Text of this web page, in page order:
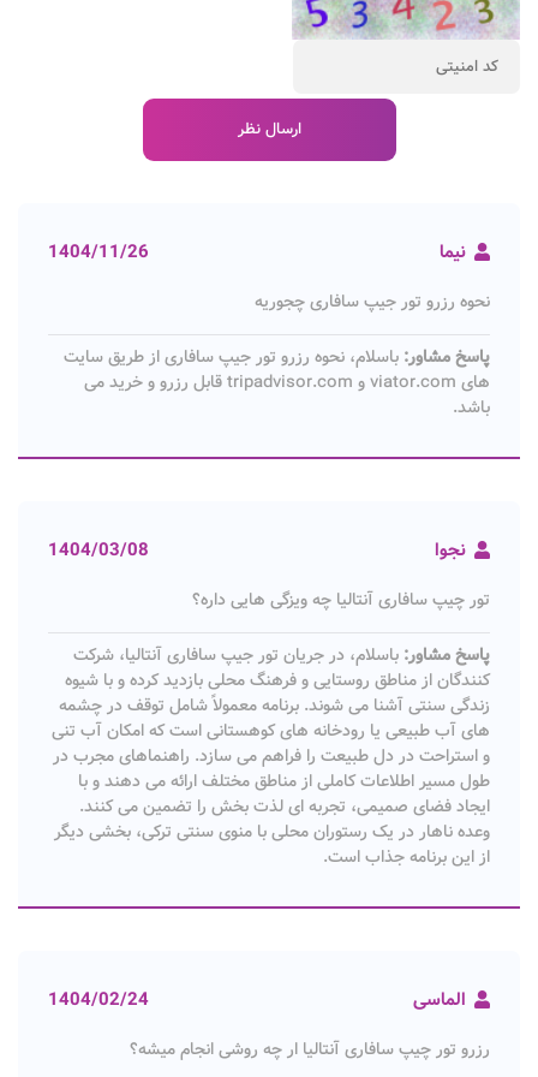
نیما 1404/11/26
نحوه رزرو تور جیپ سافاری چجوریه
پاسخ مشاور: باسلام، نحوه رزرو تور جیپ سافاری از طریق سایت
های viator.com و tripadvisor.com قابل رزرو و خرید می
باشد.
نجوا 1404/03/08
تور چیپ سافاری آنتالیا چه ویزگی هایی داره؟
پاسخ مشاور: باسلام، در جریان تور جیپ سافاری آنتالیا، شرکت
کنندگان از مناطق روستایی و فرهنگ محلی بازدید کرده و با شیوه
زندگی سنتی آشنا می شوند. برنامه معمولاً شامل توقف در چشمه
های آب طبیعی یا رودخانه های کوهستانی است که امکان آب تنی
و استراحت در دل طبیعت را فراهم می سازد. راهنماهای مجرب در
طول مسیر اطلاعات کاملی از مناطق مختلف ارائه می دهند و با
ایجاد فضای صمیمی، تجربه ای لذت بخش را تضمین می کنند.
وعده ناهار در یک رستوران محلی با منوی سنتی ترکی، بخشی دیگر
از این برنامه جذاب است.
الماسی 1404/02/24
رزرو تور چیپ سافاری آنتالیا ار چه روشی انجام میشه؟